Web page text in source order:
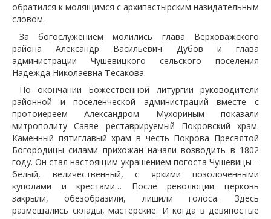
обратился к молящимся с архипастырским назидательным
словом.
За богослужением молились глава Верховажского
района Александр Васильевич Дубов и глава
администрации Чушевицкого сельского поселения
Надежда Николаевна Тесакова.
По окончании Божественной литургии руководители
районной и поселенческой администраций вместе с
протоиереем Александром Мухориным показали
митрополиту Савве реставрируемый Покровский храм.
Каменный пятиглавый храм в честь Покрова Пресвятой
Богородицы силами прихожан начали возводить в 1802
году. Он стал настоящим украшением погоста Чушевицы –
белый, величественный, с яркими позолоченными
куполами и крестами… После революции церковь
закрыли, обезобразили, лишили голоса. Здесь
размещались склады, мастерские. И когда в девяностые